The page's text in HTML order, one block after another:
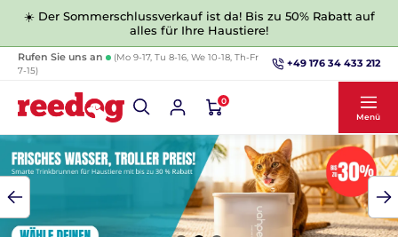
☀️ Der Sommerschlussverkauf ist da! Bis zu 50% Rabatt auf
alles für Ihre Haustiere!
Rufen Sie uns an
(Mo 9-17, Tu 8-16, We 10-18, Th-Fr
7-15)
+49 176 34 433 212
0
Menü